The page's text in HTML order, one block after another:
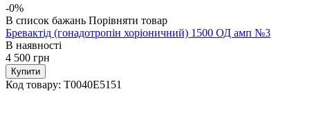
-0%
В список бажань Порівняти товар
Бревактід (гонадотропін хоріоничний) 1500 ОД амп №3
В наявності
4 500 грн
Купити
Код товару: T0040E5151